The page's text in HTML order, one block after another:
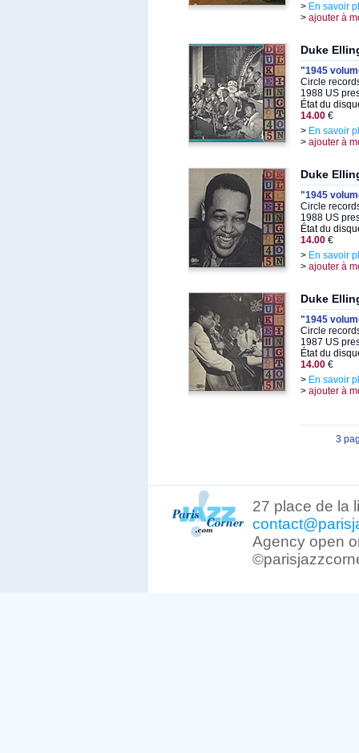
> En savoir
> ajouter à
Duke
"1945
Circle
1988 US
État du
14.00 €
> En savoir
> ajouter à
Duke
"1945
Circle
1988 US
État du
14.00 €
> En savoir
> ajouter à
Duke
"1945
Circle
1987 US
État du
14.00 €
> En savoir
> ajouter à
3
27 place de la
Agency open